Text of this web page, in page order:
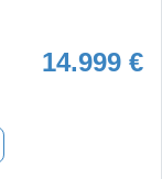
14.999 €